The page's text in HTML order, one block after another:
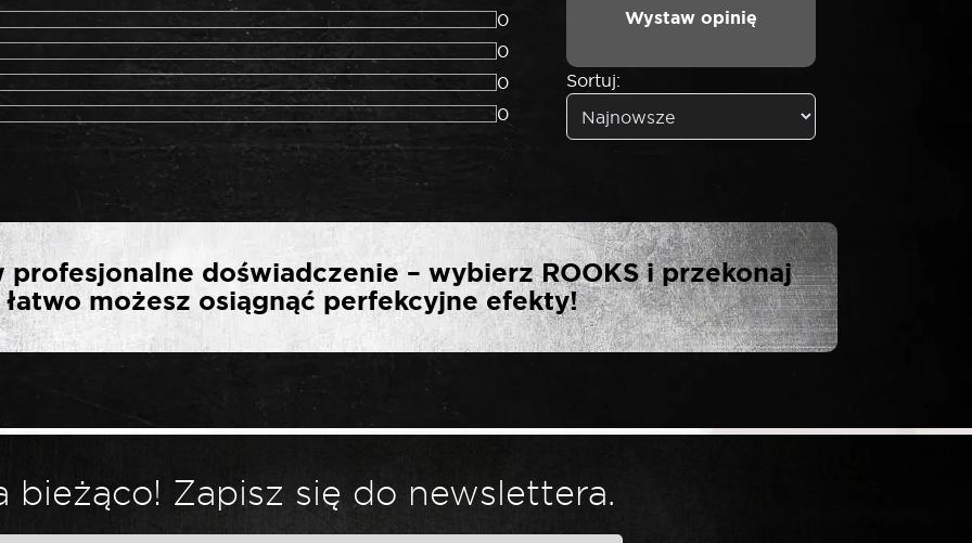
0
0
0
0
Wystaw opinię
Sortuj:
OPINIĘ O „ROOKS WKRĘTAKI
STRONG SL5,5 X 100 MM”
profesjonalne doświadczenie – wybierz ROOKS i przekonaj
łatwo możesz osiągnąć perfekcyjne efekty!
bieżąco! Zapisz się do newslettera.